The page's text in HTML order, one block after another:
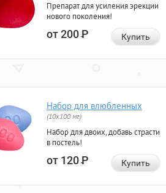
Препарат для усиления эрекции
нового поколения!
от 200Р Купить
Набор для влюбленных
(10х100 мг)
Набор для двоих, добавь страсти
в постель!
от 120Р Купить